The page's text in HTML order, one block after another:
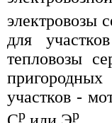
электровозы
для
тепловозы
участков -
p p